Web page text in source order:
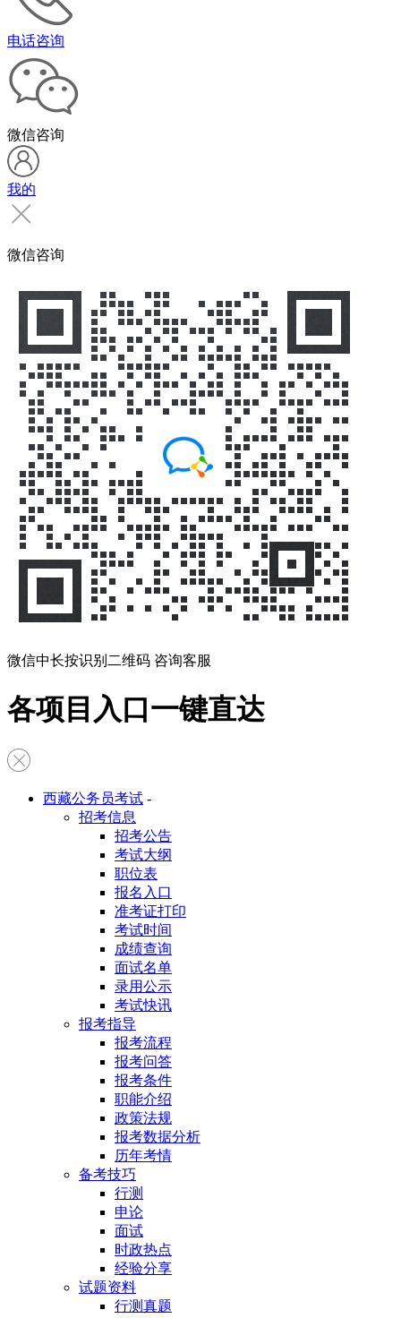
电话咨询
微信咨询
我的
微信咨询
微信中长按识别二维码 咨询客服
各项目入口一键直达
西藏公务员考试 -
招考信息
招考公告
考试大纲
职位表
报名入口
准考证打印
考试时间
成绩查询
面试名单
录用公示
考试快讯
报考指导
报考流程
报考问答
报考条件
职能介绍
政策法规
报考数据分析
历年考情
备考技巧
行测
申论
面试
时政热点
经验分享
试题资料
行测真题